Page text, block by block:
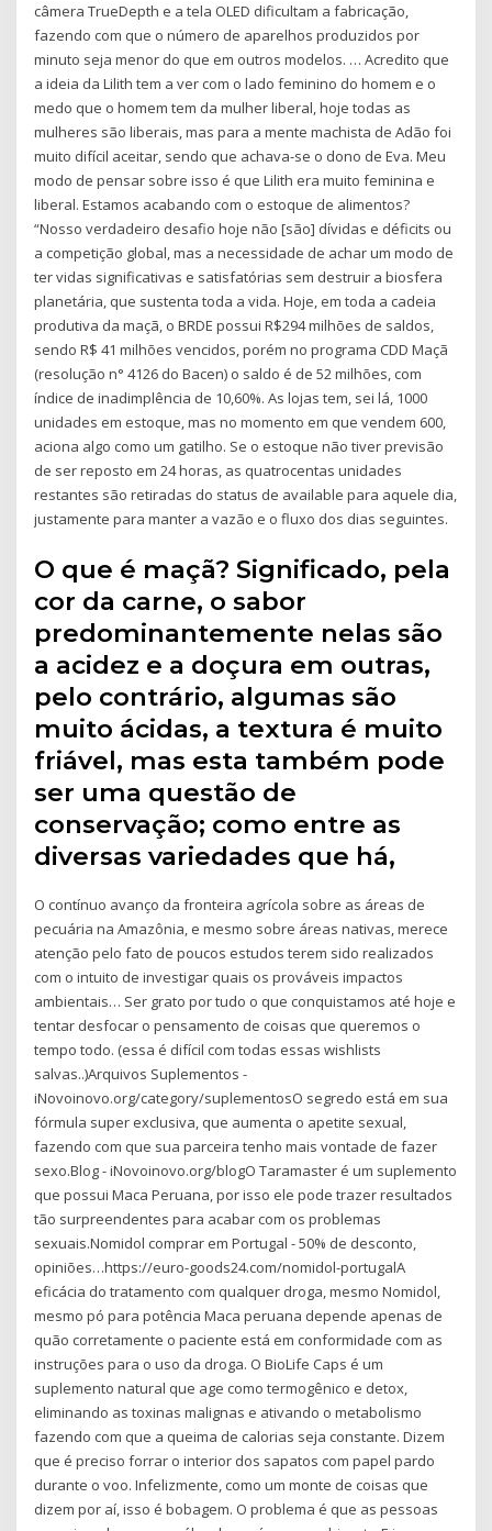
câmera TrueDepth e a tela OLED dificultam a fabricação,
fazendo com que o número de aparelhos produzidos por
minuto seja menor do que em outros modelos. … Acredito que
a ideia da Lilith tem a ver com o lado feminino do homem e o
medo que o homem tem da mulher liberal, hoje todas as
mulheres são liberais, mas para a mente machista de Adão foi
muito difícil aceitar, sendo que achava-se o dono de Eva. Meu
modo de pensar sobre isso é que Lilith era muito feminina e
liberal. Estamos acabando com o estoque de alimentos?
“Nosso verdadeiro desafio hoje não [são] dívidas e déficits ou
a competição global, mas a necessidade de achar um modo de
ter vidas significativas e satisfatórias sem destruir a biosfera
planetária, que sustenta toda a vida. Hoje, em toda a cadeia
produtiva da maçã, o BRDE possui R$294 milhões de saldos,
sendo R$ 41 milhões vencidos, porém no programa CDD Maçã
(resolução n° 4126 do Bacen) o saldo é de 52 milhões, com
índice de inadimplência de 10,60%. As lojas tem, sei lá, 1000
unidades em estoque, mas no momento em que vendem 600,
aciona algo como um gatilho. Se o estoque não tiver previsão
de ser reposto em 24 horas, as quatrocentas unidades
restantes são retiradas do status de available para aquele dia,
justamente para manter a vazão e o fluxo dos dias seguintes.
O que é maçã? Significado, pela
cor da carne, o sabor
predominantemente nelas são
a acidez e a doçura em outras,
pelo contrário, algumas são
muito ácidas, a textura é muito
friável, mas esta também pode
ser uma questão de
conservação; como entre as
diversas variedades que há,
O contínuo avanço da fronteira agrícola sobre as áreas de
pecuária na Amazônia, e mesmo sobre áreas nativas, merece
atenção pelo fato de poucos estudos terem sido realizados
com o intuito de investigar quais os prováveis impactos
ambientais… Ser grato por tudo o que conquistamos até hoje e
tentar desfocar o pensamento de coisas que queremos o
tempo todo. (essa é difícil com todas essas wishlists
salvas..)Arquivos Suplementos -
iNovoinovo.org/category/suplementosO segredo está em sua
fórmula super exclusiva, que aumenta o apetite sexual,
fazendo com que sua parceira tenho mais vontade de fazer
sexo.Blog - iNovoinovo.org/blogO Taramaster é um suplemento
que possui Maca Peruana, por isso ele pode trazer resultados
tão surpreendentes para acabar com os problemas
sexuais.Nomidol comprar em Portugal - 50% de desconto,
opiniões…https://euro-goods24.com/nomidol-portugalA
eficácia do tratamento com qualquer droga, mesmo Nomidol,
mesmo pó para potência Maca peruana depende apenas de
quão corretamente o paciente está em conformidade com as
instruções para o uso da droga. O BioLife Caps é um
suplemento natural que age como termogênico e detox,
eliminando as toxinas malignas e ativando o metabolismo
fazendo com que a queima de calorias seja constante. Dizem
que é preciso forrar o interior dos sapatos com papel pardo
durante o voo. Infelizmente, como um monte de coisas que
dizem por aí, isso é bobagem. O problema é que as pessoas